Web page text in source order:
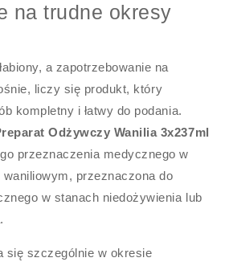
na trudne okresy
a zapotrzebowanie na
liczy się produkt, który
kompletny i łatwy do podania.
Odżywczy Wanilia 3x237ml
przeznaczenia medycznego w
waniliowym, przeznaczona do
w stanach niedożywienia lub
się szczególnie w okresie